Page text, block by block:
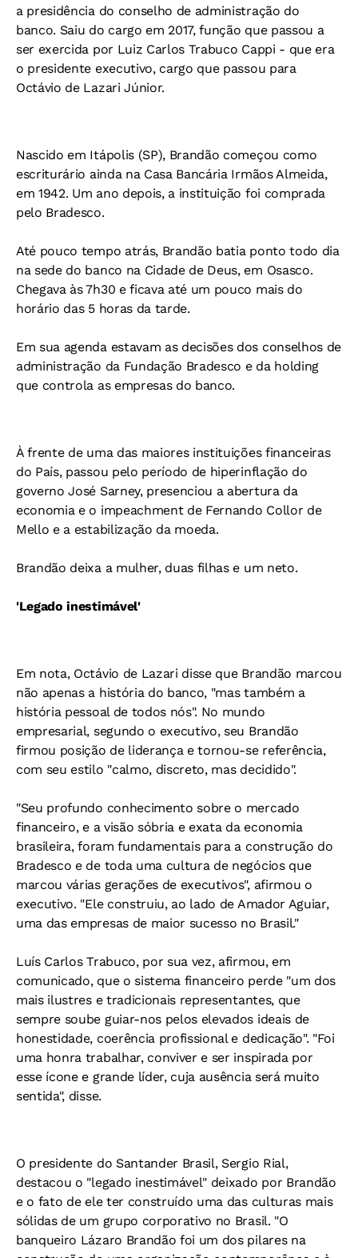
a presidência do conselho de administração do
banco. Saiu do cargo em 2017, função que passou a
ser exercida por Luiz Carlos Trabuco Cappi - que era
o presidente executivo, cargo que passou para
Octávio de Lazari Júnior.
Nascido em Itápolis (SP), Brandão começou como
escriturário ainda na Casa Bancária Irmãos Almeida,
em 1942. Um ano depois, a instituição foi comprada
pelo Bradesco.
Até pouco tempo atrás, Brandão batia ponto todo dia
na sede do banco na Cidade de Deus, em Osasco.
Chegava às 7h30 e ficava até um pouco mais do
horário das 5 horas da tarde.
Em sua agenda estavam as decisões dos conselhos de
administração da Fundação Bradesco e da holding
que controla as empresas do banco.
À frente de uma das maiores instituições financeiras
do País, passou pelo período de hiperinflação do
governo José Sarney, presenciou a abertura da
economia e o impeachment de Fernando Collor de
Mello e a estabilização da moeda.
Brandão deixa a mulher, duas filhas e um neto.
'Legado inestimável'
Em nota, Octávio de Lazari disse que Brandão marcou
não apenas a história do banco, "mas também a
história pessoal de todos nós". No mundo
empresarial, segundo o executivo, seu Brandão
firmou posição de liderança e tornou-se referência,
com seu estilo "calmo, discreto, mas decidido".
"Seu profundo conhecimento sobre o mercado
financeiro, e a visão sóbria e exata da economia
brasileira, foram fundamentais para a construção do
Bradesco e de toda uma cultura de negócios que
marcou várias gerações de executivos", afirmou o
executivo. "Ele construiu, ao lado de Amador Aguiar,
uma das empresas de maior sucesso no Brasil."
Luís Carlos Trabuco, por sua vez, afirmou, em
comunicado, que o sistema financeiro perde "um dos
mais ilustres e tradicionais representantes, que
sempre soube guiar-nos pelos elevados ideais de
honestidade, coerência profissional e dedicação". "Foi
uma honra trabalhar, conviver e ser inspirada por
esse ícone e grande líder, cuja ausência será muito
sentida", disse.
O presidente do Santander Brasil, Sergio Rial,
destacou o "legado inestimável" deixado por Brandão
e o fato de ele ter construído uma das culturas mais
sólidas de um grupo corporativo no Brasil. "O
banqueiro Lázaro Brandão foi um dos pilares na